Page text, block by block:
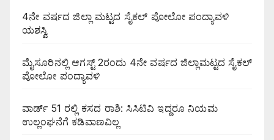
4ನೇ ವರ್ಷದ ಜಿಲ್ಲಾ ಮಟ್ಟದ ಸೈಕಲ್ ಪೋಲೋ ಪಂದ್ಯಾವಳಿ
ಯಶಸ್ವಿ
ಮೈಸೂರಿನಲ್ಲಿ ಆಗಸ್ಟ್‌ 2ರಂದು 4ನೇ ವರ್ಷದ ಜಿಲ್ಲಾಮಟ್ಟದ ಸೈಕಲ್
ಪೋಲೋ ಪಂದ್ಯಾವಳಿ
ವಾರ್ಡ್ 51 ರಲ್ಲಿ ಕಸದ ರಾಶಿ: ಸಿಸಿಟಿವಿ ಇದ್ದರೂ ನಿಯಮ
ಉಲ್ಲಂಘನೆಗೆ ಕಡಿವಾಣವಿಲ್ಲ